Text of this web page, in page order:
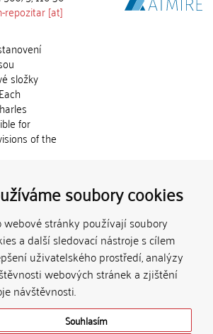
soubory cookies
webové stránky používají soubory
a další sledovací nástroje s cílem
uživatelského prostředí, analýzy
webových stránek a zjištění
návštěvnosti.
Souhlasím
repozitar [at]
složky
for
of the
použity k
vydávány
jinou
než autora.
shall not
results of
other
person